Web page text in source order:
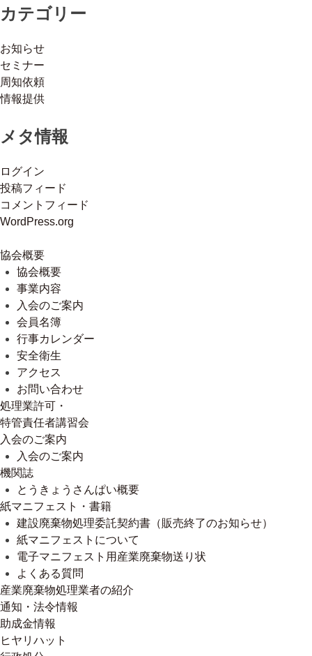
カテゴリー
お知らせ
セミナー
周知依頼
情報提供
メタ情報
ログイン
投稿フィード
コメントフィード
WordPress.org
協会概要
協会概要
事業内容
入会のご案内
会員名簿
行事カレンダー
安全衛生
アクセス
お問い合わせ
処理業許可・
特管責任者講習会
入会のご案内
入会のご案内
機関誌
とうきょうさんぱい概要
紙マニフェスト・書籍
建設廃棄物処理委託契約書（販売終了のお知らせ）
紙マニフェストについて
電子マニフェスト用産業廃棄物送り状
よくある質問
産業廃棄物処理業者の紹介
通知・法令情報
助成金情報
ヒヤリハット